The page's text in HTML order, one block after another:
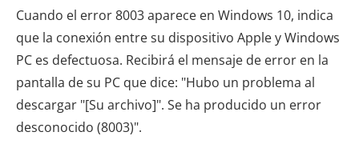
Cuando el error 8003 aparece en Windows 10, indica
que la conexión entre su dispositivo Apple y Windows
PC es defectuosa. Recibirá el mensaje de error en la
pantalla de su PC que dice: "Hubo un problema al
descargar "[Su archivo]". Se ha producido un error
desconocido (8003)".